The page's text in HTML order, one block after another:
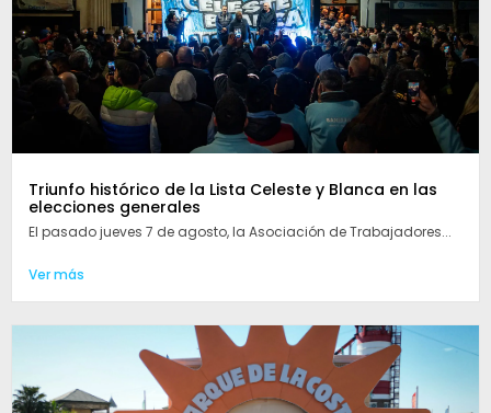
Triunfo histórico de la Lista Celeste y Blanca en las
elecciones generales
El pasado jueves 7 de agosto, la Asociación de Trabajadores...
Ver más